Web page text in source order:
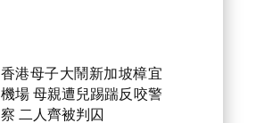
香港母子大鬧新加坡樟宜
機場 母親遭兒踢踹反咬警
察 二人齊被判囚